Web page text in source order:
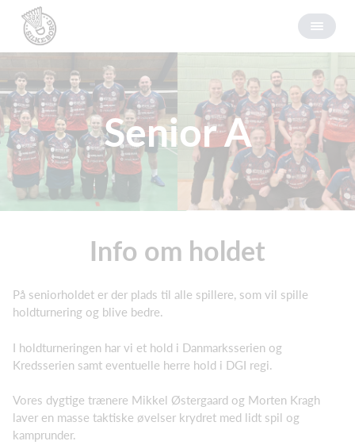
Senior A
Info om holdet
På seniorholdet er der plads til alle spillere, som vil spille
holdturnering og blive bedre.
I holdturneringen har vi et hold i Danmarksserien og
Kredsserien samt eventuelle herre hold i DGI regi.
Vores dygtige trænere Mikkel Østergaard og Morten Kragh
laver en masse taktiske øvelser krydret med lidt spil og
kamprunder.